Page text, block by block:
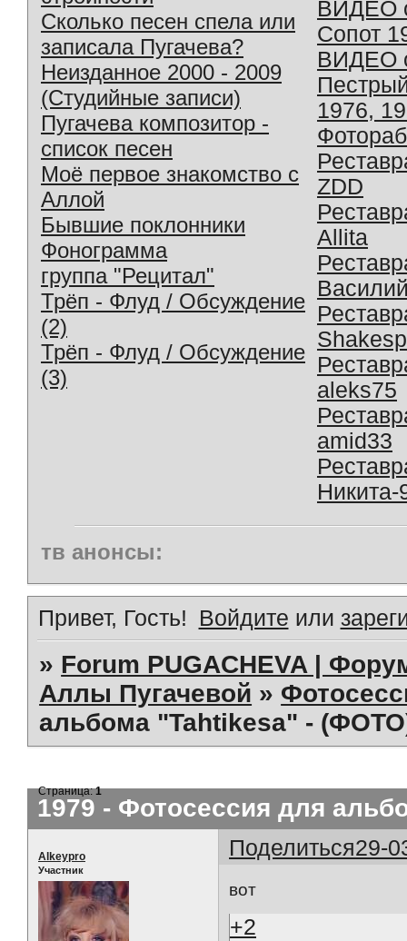
Сколько песен спела или
записала Пугачева?
Неизданное 2000 - 2009
(Студийные записи)
Пугачева композитор -
список песен
Моё первое знакомство с
Аллой
Бывшие поклонники
Фонограмма
группа "Рецитал"
Трёп - Флуд / Обсуждение
(2)
Трёп - Флуд / Обсуждение
(3)
ВИДЕО
Сопот
ВИДЕО
1976,
ZDD
Allita
aleks75
amid33
Никита-
тв анонсы:
Привет, Гость! Войдите или
» Forum PUGACHEVA |
Аллы Пугачевой »
альбома "Tahtikesa" -
1979 - Фотосессия для
Страница:1
Поделиться29-
Alkeypro
Участник
вот
+2